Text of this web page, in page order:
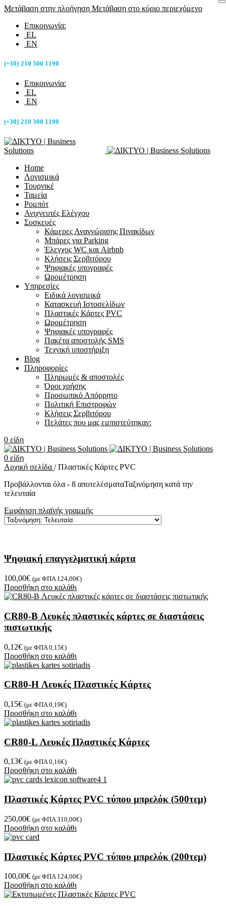
Μετάβαση στην πλοήγηση Μετάβαση στο κύριο περιεχόμενο
Επικοινωνία:
EL
EN
(+30} 210 300 1190
Επικοινωνία:
EL
EN
(+30} 210 300 1190
Home
Λογισμικά
Τουρνικέ
Ταμεία
Ρομπότ
Ανιχνευτές Ελέγχου
Συσκευές
Κάμερες Αναγνώρισης Πινακίδων
Μπάρες για Parking
Έλεγχος WC και Airbnb
Κλήσεις Σερβιτόρου
Ψηφιακές υπογραφές
Ωρομέτρηση
Υπηρεσίες
Ειδικά λογισμικά
Κατασκευή Ιστοσελίδων
Πλαστικές Κάρτες PVC
Ωρομέτρηση
Ψηφιακές υπογραφές
Πακέτα αποστολής SMS
Τεχνική υποστήριξη
Blog
Πληροφορίες
Πληρωμές & αποστολές
Όροι χρήσης
Προσωπικό Απόρρητο
Πολιτική Επιστροφών
Κλήσεις Σερβιτόρου
Πελάτες που μας εμπιστεύτηκαν:
0 είδη
0 είδη
Αρχική σελίδα / Πλαστικές Κάρτες PVC
Προβάλλονται όλα - 8 αποτελέσματαΤαξινόμηση κατά την
τελευταία
Εμφάνιση πλαϊνής γραμμής
Ψηφιακή επαγγελματική κάρτα
100,00€ (με ΦΠΑ124,00€)
Προσθήκη στο καλάθι
CR80-B Λευκές πλαστικές κάρτες σε διαστάσεις
πιστωτικής
0,12€ (με ΦΠΑ 0,15€)
Προσθήκη στο καλάθι
CR80-H Λευκές Πλαστικές Κάρτες
0,15€ (με ΦΠΑ0,19€)
Προσθήκη στο καλάθι
CR80-L Λευκές Πλαστικές Κάρτες
0,13€ (με ΦΠΑ0,16€)
Προσθήκη στο καλάθι
Πλαστικές Κάρτες PVC τύπου μπρελόκ (500τεμ)
250,00€ (με ΦΠΑ 310,00€)
Προσθήκη στο καλάθι
Πλαστικές Κάρτες PVC τύπου μπρελόκ (200τεμ)
100,00€ (με ΦΠΑ124,00€)
Προσθήκη στο καλάθι